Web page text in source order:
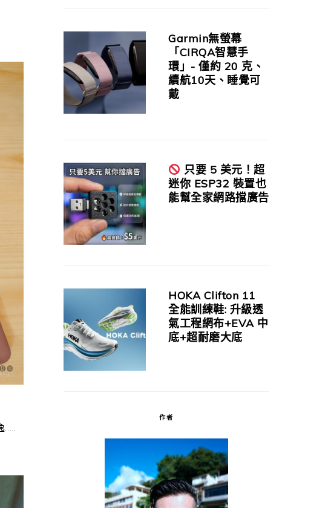
Garmin無螢幕
「CIRQA智慧手
環」- 僅約 20 克、
續航10天、睡覺可
戴
只要 5 美元！超
迷你 ESP32 裝置也
能幫全家網路擋廣告
HOKA Clifton 11
全能訓練鞋: 升級透
氣工程網布+EVA 中
底+超耐磨大底
作者